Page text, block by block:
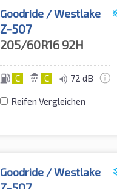
Goodride / Westlake
Z-507
205/60R16 92H
C C 72 dB
Reifen Vergleichen
Goodride / Westlake